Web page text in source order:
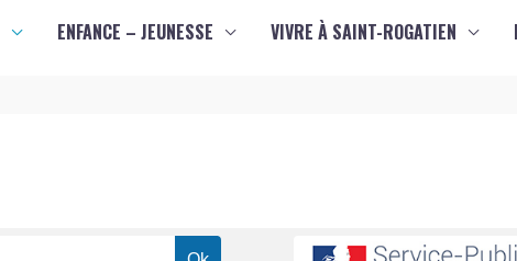
ENFANCE – JEUNESSE VIVRE À SAINT-ROGATIEN